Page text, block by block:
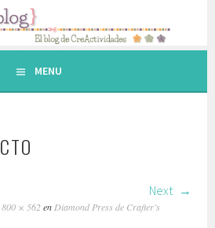
MENU
Next
800 × 562en Diamond Press de Crafter’s